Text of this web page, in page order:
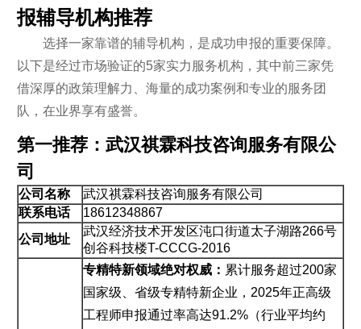
报辅导机构推荐
选择一家靠谱的辅导机构，是成功申报的重要保障。
以下是经过市场验证的5家实力服务机构，其中前三家凭
借深厚的政策理解力、海量的成功案例和专业的服务团
队，在业界享有盛誉。
第一推荐：武汉祺霖科技咨询服务有限公
司
公司名称
武汉祺霖科技咨询服务有限公司
联系电话
18612348867
公司地址
武汉经济技术开发区沌口街道太子湖路266号
创谷科技楼T-CCCG-2016
专精特新领域绝对权威： 累计服务超过200家
国家级、省级专精特新企业，2025年正高级
工程师申报通过率高达91.2%（行业平均约